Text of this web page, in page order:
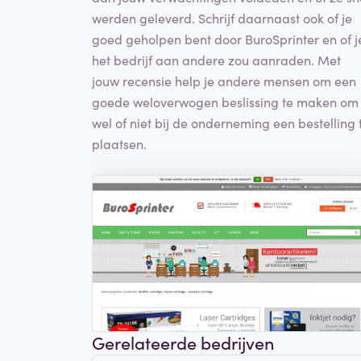
werden geleverd. Schrijf daarnaast ook of je
goed geholpen bent door BuroSprinter en of
het bedrijf aan andere zou aanraden. Met
jouw recensie help je andere mensen om een
goede weloverwogen beslissing te maken om
wel of niet bij de onderneming een bestelling
plaatsen.
Gerelateerde bedrijven